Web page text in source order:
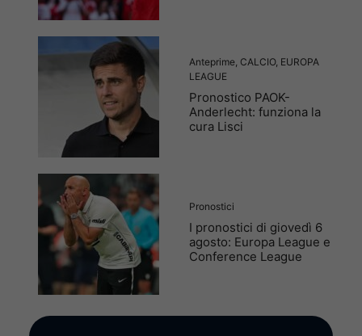
Anteprime, CALCIO, EUROPA
LEAGUE
Pronostico PAOK-
Anderlecht: funziona la
cura Lisci
Pronostici
I pronostici di giovedì 6
agosto: Europa League e
Conference League